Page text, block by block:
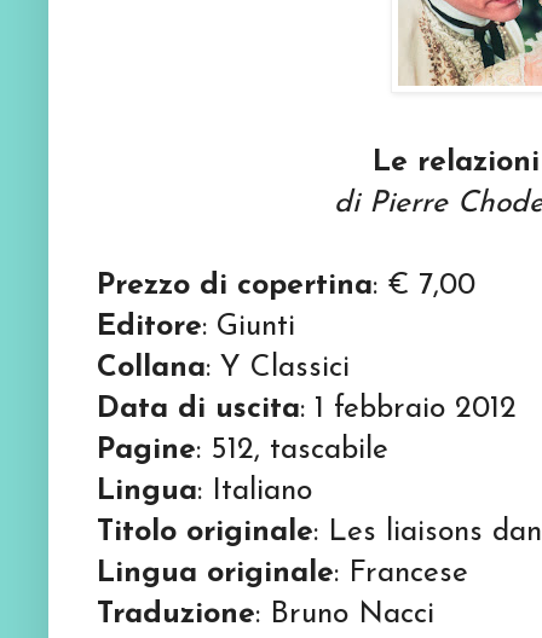
Le
di Pierre
Prezzo di copertina: € 7,00
Editore: Giunti
Collana: Y Classici
Data di uscita: 1 febbraio 2012
Pagine: 512, tascabile
Lingua: Italiano
Titolo originale: Les liaisons
Lingua originale: Francese
Traduzione: Bruno Nacci